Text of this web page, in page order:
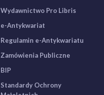
Wydawnictwo Pro Libris
e-Antykwariat
Regulamin e-Antykwariatu
Zamówienia Publiczne
BIP
Standardy Ochrony